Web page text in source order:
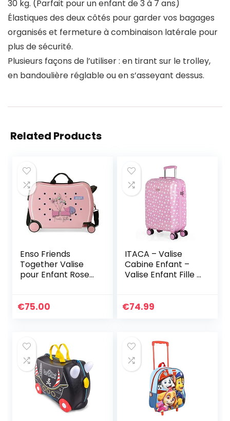
30 kg. (Parfait pour un enfant de 3 à 7 ans)
Élastiques des deux côtés pour garder vos bagages
organisés et fermeture à combinaison latérale pour
plus de sécurité.
Plusieurs façons de l’utiliser : en tirant sur le trolley,
en bandoulière réglable ou en s’asseyant dessus.
Related Products
Enso Friends
Together Valise
pour Enfant Rose
Fermeture à
Main, Rose, Valise
Enfant
€75.00
ITACA – Valise
Cabine Enfant –
Valise Enfant Fille –
– Bagage Cabine –
Ultra Légère –
Cadenas à
Combinaison
70245, Rose
€74.99